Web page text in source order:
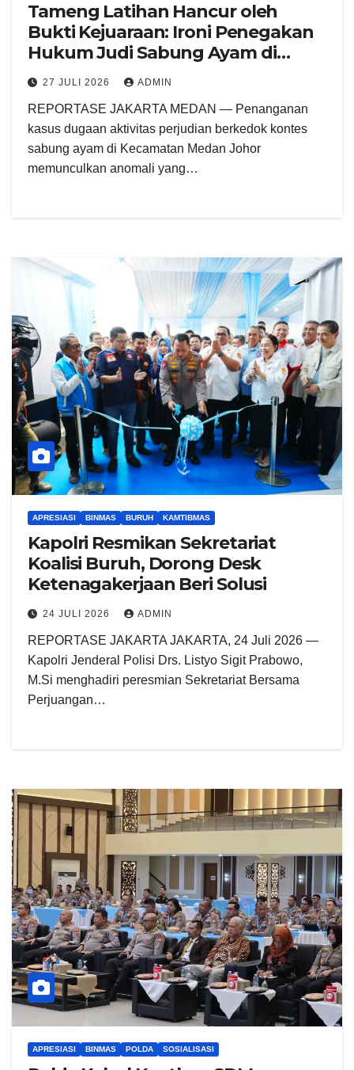
Tameng Latihan Hancur oleh
Bukti Kejuaraan: Ironi Penegakan
Hukum Judi Sabung Ayam di
Medan Johor
27 JULI 2026 ADMIN
REPORTASE JAKARTA MEDAN — Penanganan
kasus dugaan aktivitas perjudian berkedok kontes
sabung ayam di Kecamatan Medan Johor
memunculkan anomali yang…
APRESIASI BINMAS BURUH KAMTIBMAS
Kapolri Resmikan Sekretariat
Koalisi Buruh, Dorong Desk
Ketenagakerjaan Beri Solusi
24 JULI 2026 ADMIN
REPORTASE JAKARTA JAKARTA, 24 Juli 2026 —
Kapolri Jenderal Polisi Drs. Listyo Sigit Prabowo,
M.Si menghadiri peresmian Sekretariat Bersama
Perjuangan…
APRESIASI BINMAS POLDA SOSIALISASI